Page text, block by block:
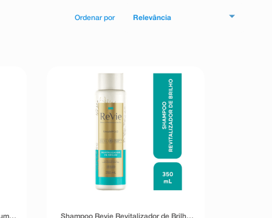
Relevância
Shampoo Revie Revitalizador de Brilho